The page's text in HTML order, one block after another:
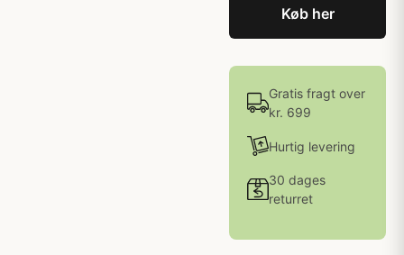
Køb her
Gratis fragt over
kr. 699
Hurtig levering
30 dages
returret